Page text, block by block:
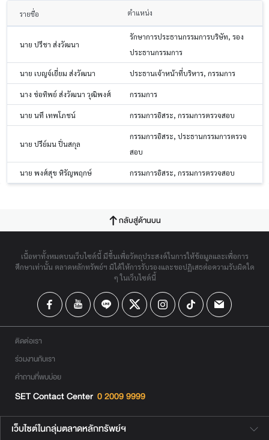
รายชื่อ ตำแหน่ง
นาย ปรีชา ส่งวัฒนา
รักษาการประธานกรรมการบริษัท, รอง
ประธานกรรมการ
นาย เบญจ์เยี่ยม ส่งวัฒนา ประธานเจ้าหน้าที่บริหาร, กรรมการ
นาง ช่อทิพย์ ส่งวัฒนา วุฒิพงศ์ กรรมการ
นาย นที เทพโภชน์ กรรมการอิสระ, กรรมการตรวจสอบ
นาย ปรีย์มน ปิ่นสกุล
กรรมการอิสระ, ประธานกรรมการตรวจ
สอบ
นาย พงศ์สุข หิรัญพฤกษ์ กรรมการอิสระ, กรรมการตรวจสอบ
กลับสู่ด้านบน
เนื้อหาทั้งหมดบนเว็บไซต์นี้ มีขึ้นเพื่อวัตถุประสงค์ในการให้ข้อมูลและเพื่อการ
ศึกษาเท่านั้น ตลาดหลักทรัพย์ฯ มิได้ให้การรับรองและขอปฏิเสธต่อความรับผิดใด
ๆ ในเว็บไซต์นี้
ติดต่อเรา
ร่วมงานกับเรา
คำถามที่พบบ่อย
SET Contact Center 0 2009 9999
เว็บไซต์ในกลุ่มตลาดหลักทรัพย์ฯ